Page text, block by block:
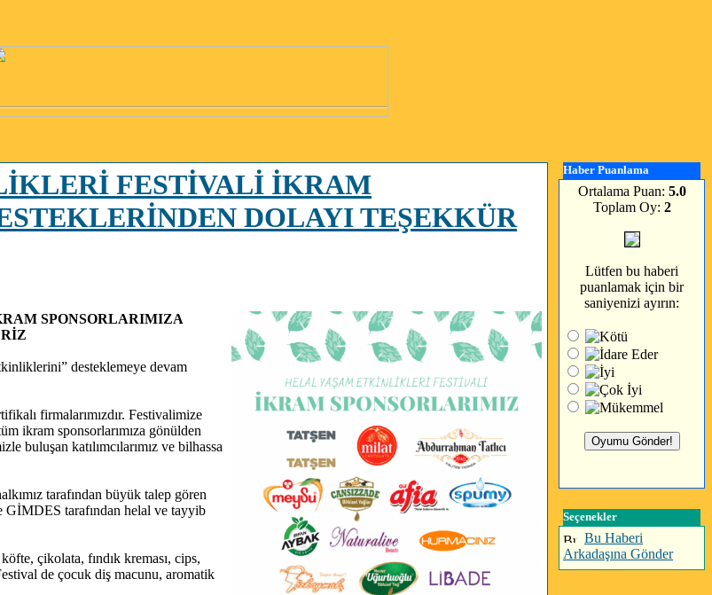
FESTİVALİ İKRAM
DOLAYI TEŞEKKÜR
SPONSORLARIMIZA
desteklemeye devam
firmalarımızdır. Festivalimize
ikram sponsorlarımıza gönülden
buluşan katılımcılarımız ve bilhassa
tarafından büyük talep gören
tarafından helal ve tayyib
çikolata, fındık kreması, cips,
de çocuk diş macunu, aromatik
Haber Puanlama
Ortalama Puan: 5.0
Toplam Oy: 2
Lütfen bu haberi
puanlamak için bir
saniyenizi ayırın:
Seçenekler
Bu Haberi
Arkadaşına Gönder